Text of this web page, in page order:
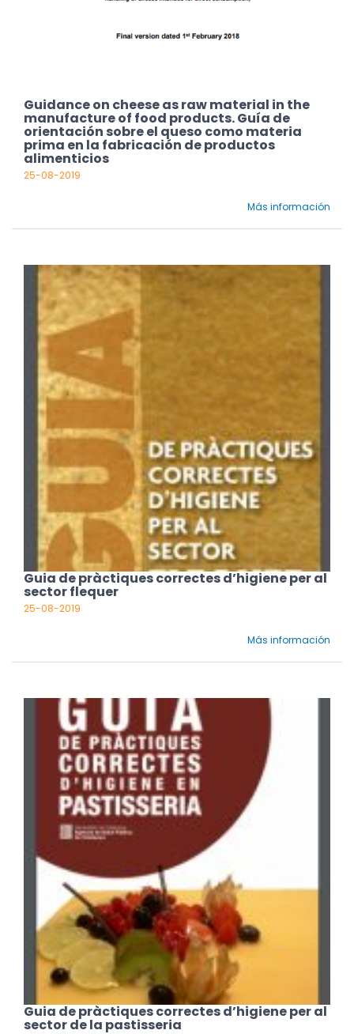
Guidance on cheese as raw material in the
manufacture of food products. Guía de
orientación sobre el queso como materia
prima en la fabricación de productos
alimenticios
25-08-2019
Más información
Guia de pràctiques correctes d’higiene per al
sector flequer
25-08-2019
Más información
Guia de pràctiques correctes d’higiene per al
sector de la pastisseria